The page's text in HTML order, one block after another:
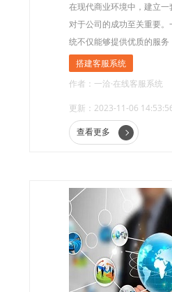
在现代商业环境中，建立
对于公司的成功至关重要
统不仅能够提供优质的服
客户建立良好的关系。
搭建客服系统
作者：一洽·在线客服系统
更新：2023-11-06
查看更多